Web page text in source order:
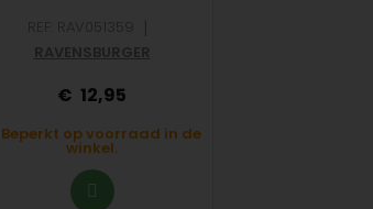
|
RAVENSBURGER
12,95
Beperkt op voorraad in de
winkel.